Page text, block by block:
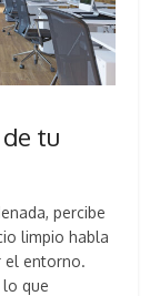
tu
percibe
limpio habla
el entorno.
lo que